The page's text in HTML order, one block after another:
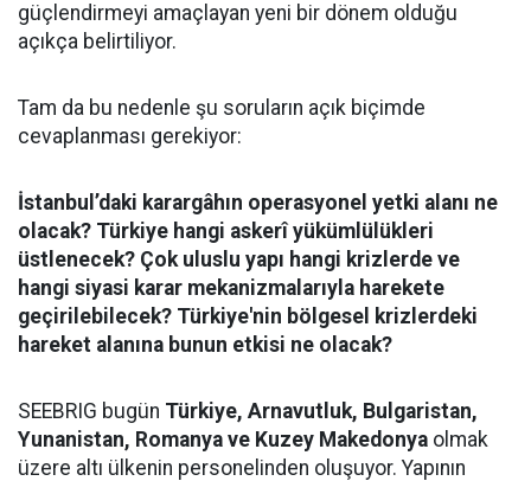
güçlendirmeyi amaçlayan yeni bir dönem olduğu
açıkça belirtiliyor.
Tam da bu nedenle şu soruların açık biçimde
cevaplanması gerekiyor:
İstanbul’daki karargâhın operasyonel yetki alanı ne
olacak? Türkiye hangi askerî yükümlülükleri
üstlenecek? Çok uluslu yapı hangi krizlerde ve
hangi siyasi karar mekanizmalarıyla harekete
geçirilebilecek? Türkiye'nin bölgesel krizlerdeki
hareket alanına bunun etkisi ne olacak?
SEEBRIG bugün Türkiye, Arnavutluk, Bulgaristan,
Yunanistan, Romanya ve Kuzey Makedonya olmak
üzere altı ülkenin personelinden oluşuyor. Yapının